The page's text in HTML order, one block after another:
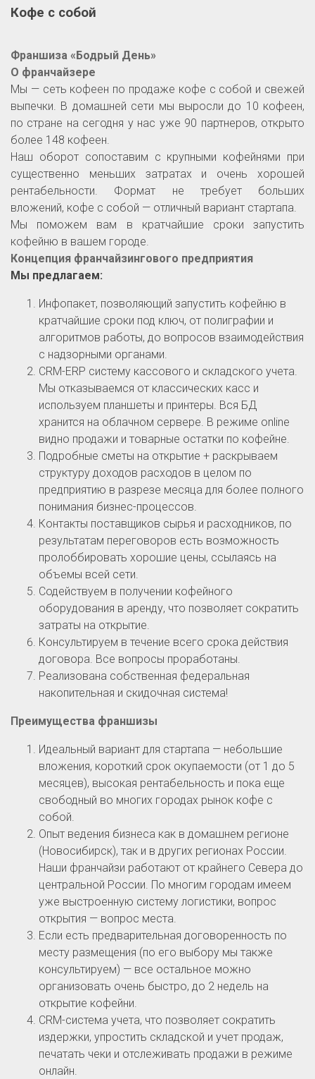
Кофе с собой
Франшиза «Бодрый День»
О франчайзере
Мы — сеть кофеен по продаже кофе с собой и свежей
выпечки. В домашней сети мы выросли до 10 кофеен,
по стране на сегодня у нас уже 90 партнеров, открыто
более 148 кофеен.
Наш оборот сопоставим с крупными кофейнями при
существенно меньших затратах и очень хорошей
рентабельности. Формат не требует больших
вложений, кофе с собой — отличный вариант стартапа.
Мы поможем вам в кратчайшие сроки запустить
кофейню в вашем городе.
Концепция франчайзингового предприятия
Мы предлагаем:
Инфопакет, позволяющий запустить кофейню в
кратчайшие сроки под ключ, от полиграфии и
алгоритмов работы, до вопросов взаимодействия
с надзорными органами.
CRM-ERP систему кассового и складского учета.
Мы отказываемся от классических касс и
используем планшеты и принтеры. Вся БД
хранится на облачном сервере. В режиме online
видно продажи и товарные остатки по кофейне.
Подробные сметы на открытие + раскрываем
структуру доходов расходов в целом по
предприятию в разрезе месяца для более полного
понимания бизнес-процессов.
Контакты поставщиков сырья и расходников, по
результатам переговоров есть возможность
пролоббировать хорошие цены, ссылаясь на
объемы всей сети.
Содействуем в получении кофейного
оборудования в аренду, что позволяет сократить
затраты на открытие.
Консультируем в течение всего срока действия
договора. Все вопросы проработаны.
Реализована собственная федеральная
накопительная и скидочная система!
Преимущества франшизы
Идеальный вариант для стартапа — небольшие
вложения, короткий срок окупаемости (от 1 до 5
месяцев), высокая рентабельность и пока еще
свободный во многих городах рынок кофе с
собой.
Опыт ведения бизнеса как в домашнем регионе
(Новосибирск), так и в других регионах России.
Наши франчайзи работают от крайнего Севера до
центральной России. По многим городам имеем
уже выстроенную систему логистики, вопрос
открытия — вопрос места.
Если есть предварительная договоренность по
месту размещения (по его выбору мы также
консультируем) — все остальное можно
организовать очень быстро, до 2 недель на
открытие кофейни.
CRM-система учета, что позволяет сократить
издержки, упростить складской и учет продаж,
печатать чеки и отслеживать продажи в режиме
онлайн.